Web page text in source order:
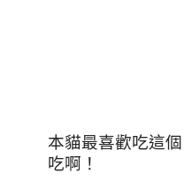
本貓最喜歡吃這
吃啊！